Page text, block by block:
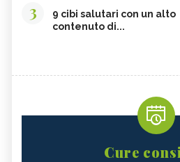
3
9 cibi salutari con un alto
contenuto di...
Cure